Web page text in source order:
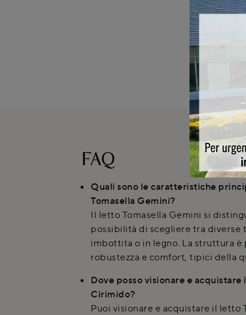
FAQ
Quali sono le caratteristiche
Tomasella Gemini?
Il letto Tomasella Gemini si
possibilità di scegliere tra diverse
imbottita o in legno. La struttura è
robustezza e comfort, tipici della
Dove posso visionare e
Cirimido?
Puoi visionare e acquistare il letto